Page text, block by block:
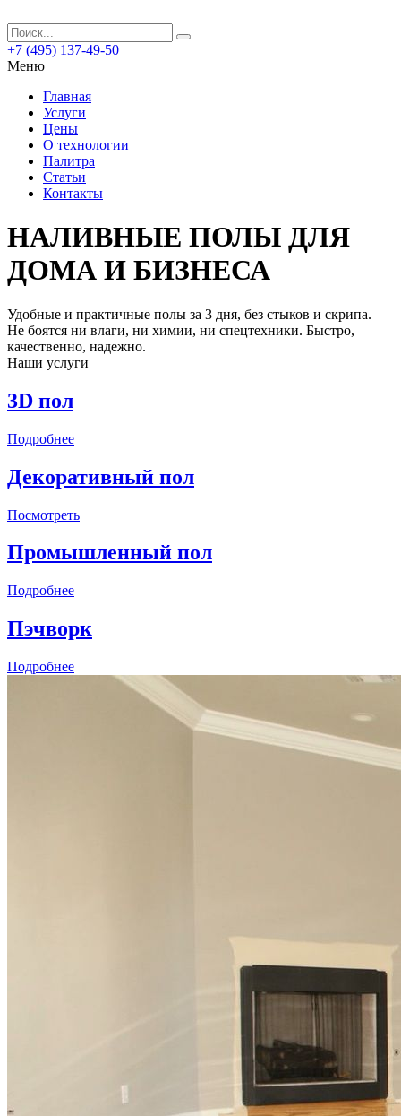
+7 (495) 137-49-50
Меню
Главная
Услуги
Цены
О технологии
Палитра
Статьи
Контакты
НАЛИВНЫЕ ПОЛЫ ДЛЯ
ДОМА И БИЗНЕСА
Удобные и практичные полы за 3 дня, без стыков и скрипа.
Не боятся ни влаги, ни химии, ни спецтехники. Быстро,
качественно, надежно.
Наши услуги
3D пол
Подробнее
Декоративный пол
Посмотреть
Промышленный пол
Подробнее
Пэчворк
Подробнее